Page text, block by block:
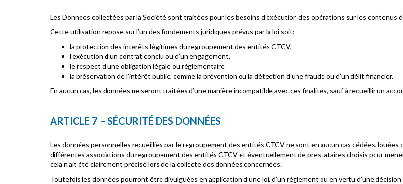
Les Données collectées par la Société sont traitées pour les besoins d’exécution des opérations sur les contenus
Cette utilisation repose sur l’un des fondements juridiques prévus par la loi soit:
la protection des intérêts légitimes du regroupement des entités CTCV,
l’exécution d’un contrat conclu ou d’un engagement,
le respect d’une obligation légale ou réglementaire
la préservation de l’intérêt public, comme la prévention ou la détection d’une fraude ou d’un délit financier.
En aucun cas, les données ne seront traitées d’une manière incompatible avec ces finalités, sauf à recueillir un
ARTICLE 7 – SÉCURITÉ DES DONNÉES
Les données personnelles recueillies par le regroupement des entités CTCV ne sont en aucun cas cédées, louées
différentes associations du regroupement des entités CTCV et éventuellement de prestataires choisis pour
cela n’ait été clairement précisé lors de la collecte des données concernées.
Toutefois les données pourront être divulguées en application d’une loi, d’un règlement ou en vertu d’une